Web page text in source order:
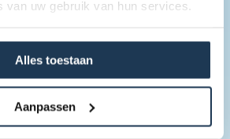
van uw gebruik van hun services.
Alles toestaan
Aanpassen
en blijf op de hooogte van